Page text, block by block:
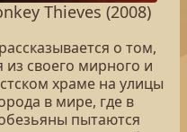
Thieves (2008)
о том,
из своего мирного и
храме на улицы
в мире, где в
пытаются